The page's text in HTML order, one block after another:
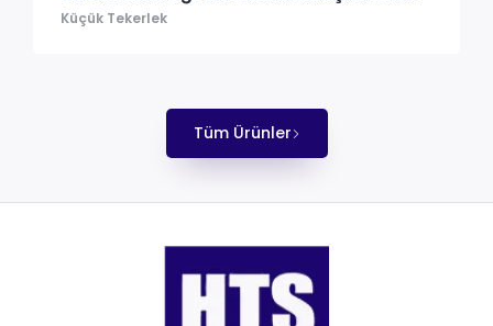
Küçük Tekerlek
Tüm Ürünler